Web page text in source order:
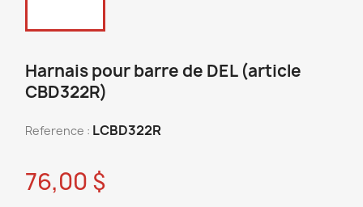
Harnais pour barre de DEL (article
CBD322R)
Reference : LCBD322R
76,00 $